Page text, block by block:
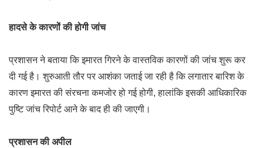
हादसे के कारणों की होगी जांच
प्रशासन ने बताया कि इमारत गिरने के वास्तविक कारणों की जांच शुरू कर
दी गई है। शुरुआती तौर पर आशंका जताई जा रही है कि लगातार बारिश के
कारण इमारत की संरचना कमजोर हो गई होगी, हालांकि इसकी आधिकारिक
पुष्टि जांच रिपोर्ट आने के बाद ही की जाएगी।
प्रशासन की अपील